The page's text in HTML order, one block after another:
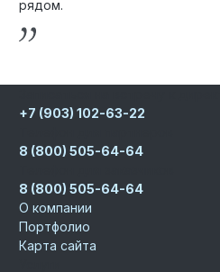
рядом.
+7 (903) 102-63-22
8 (800) 505-64-64
8 (800) 505-64-64
О компании
Портфолио
Карта сайта